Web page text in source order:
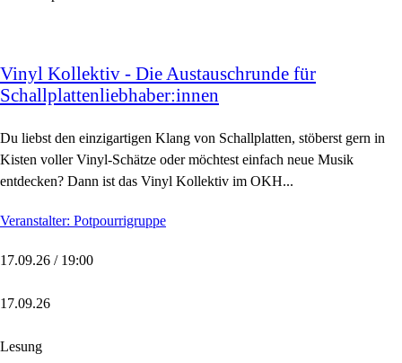
Vinyl Kollektiv - Die Austauschrunde für
Schallplattenliebhaber:innen
Du liebst den einzigartigen Klang von Schallplatten, stöberst gern in
Kisten voller Vinyl-Schätze oder möchtest einfach neue Musik
entdecken? Dann ist das Vinyl Kollektiv im OKH...
Veranstalter: Potpourrigruppe
17.09.26 / 19:00
17.09.26
Lesung